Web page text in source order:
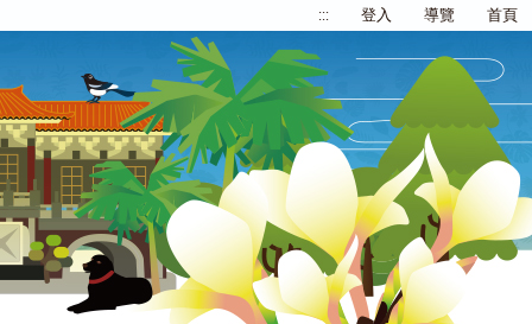
::: 登入 導覽 首頁